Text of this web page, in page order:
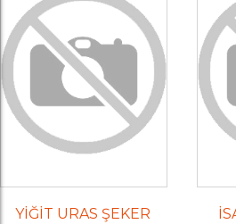
YİĞİT URAS ŞEKER